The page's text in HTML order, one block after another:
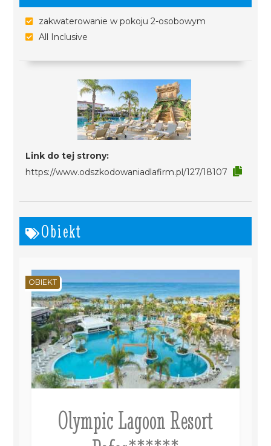
zakwaterowanie w pokoju 2-osobowym
All Inclusive
Link do tej strony:
https://www.odszkodowaniadlafirm.pl/127/18107
Obiekt
Olympic Lagoon Resort
OBIEKT